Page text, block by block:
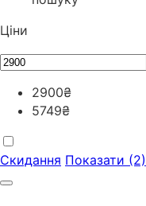
Ціни
2900₴
5749₴
Скидання Показати (2)